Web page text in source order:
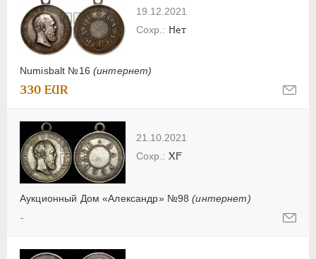
19.12.2021
Numisbalt №16 (интернет)
Нет
330 EUR
21.10.2021
Аукционный Дом «Александр» №98(интернет)
XF
-